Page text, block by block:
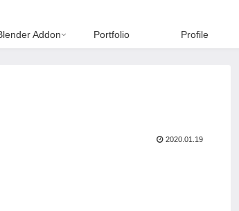
Addon Portfolio Profile
2020.01.19